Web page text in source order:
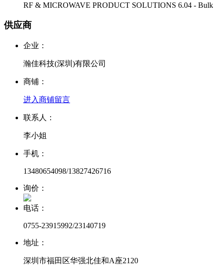
RF & MICROWAVE PRODUCT SOLUTIONS 6.04 - Bulk
供应商
企业：
瀚佳科技(深圳)有限公司
商铺：
进入商铺留言
联系人：
李小姐
手机：
13480654098/13827426716
询价：
电话：
0755-23915992/23140719
地址：
深圳市福田区华强北佳和A座2120